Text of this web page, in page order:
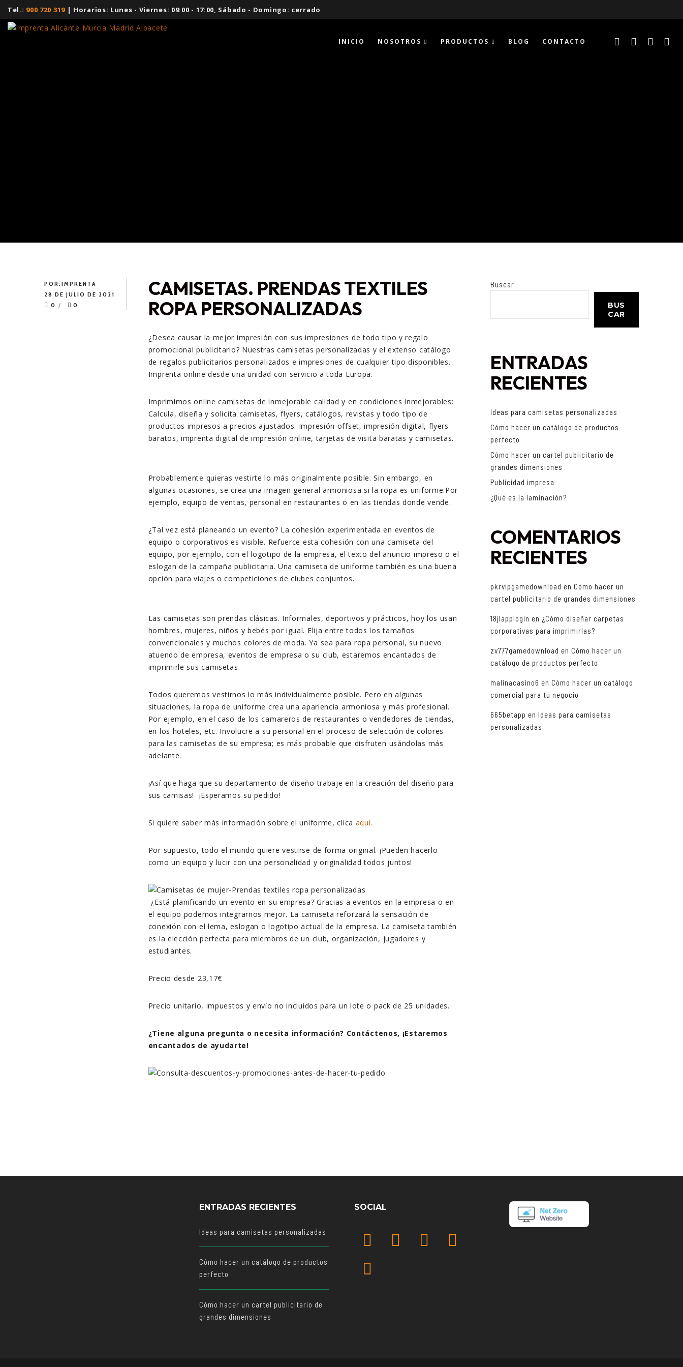
Tel.: 900 720 319| Horarios: Lunes - Viernes: 09:00 - 17:00, Sábado - Domingo: cerrado
INICIO NOSOTROS PRODUCTOS BLOG CONTACTO
POR:IMPRENTA
28 DE JULIO DE 2021
0
0
CAMISETAS. PRENDAS TEXTILES
ROPA PERSONALIZADAS
¿Desea causar la mejor impresión con sus impresiones de todo tipo y regalo
promocional publicitario? Nuestras camisetas personalizadas y el extenso catálogo
de regalos publicitarios personalizados e impresiones de cualquier tipo disponibles.
Imprenta online desde una unidad con servicio a toda Europa.
Imprimimos online camisetas de inmejorable calidad y en condiciones inmejorables:
Calcula, diseña y solicita camisetas, flyers, catálogos, revistas y todo tipo de
productos impresos a precios ajustados. Impresión offset, impresión digital, flyers
baratos, imprenta digital de impresión online, tarjetas de visita baratas y camisetas.
Probablemente quieras vestirte lo más originalmente posible. Sin embargo, en
algunas ocasiones, se crea una imagen general armoniosa si la ropa es uniforme.Por
ejemplo, equipo de ventas, personal en restaurantes o en las tiendas donde vende.
¿Tal vez está planeando un evento? La cohesión experimentada en eventos de
equipo o corporativos es visible. Refuerce esta cohesión con una camiseta del
equipo, por ejemplo, con el logotipo de la empresa, el texto del anuncio impreso o el
eslogan de la campaña publicitaria. Una camiseta de uniforme también es una buena
opción para viajes o competiciones de clubes conjuntos.
Las camisetas son prendas clásicas. Informales, deportivos y prácticos, hoy los usan
hombres, mujeres, niños y bebés por igual. Elija entre todos los tamaños
convencionales y muchos colores de moda. Ya sea para ropa personal, su nuevo
atuendo de empresa, eventos de empresa o su club, estaremos encantados de
imprimirle sus camisetas.
Todos queremos vestirnos lo más individualmente posible. Pero en algunas
situaciones, la ropa de uniforme crea una apariencia armoniosa y más profesional.
Por ejemplo, en el caso de los camareros de restaurantes o vendedores de tiendas,
en los hoteles, etc. Involucre a su personal en el proceso de selección de colores
para las camisetas de su empresa; es más probable que disfruten usándolas más
adelante.
¡Así que haga que su departamento de diseño trabaje en la creación del diseño para
sus camisas! ¡Esperamos su pedido!
Si quiere saber más información sobre el uniforme, clica aquí.
Por supuesto, todo el mundo quiere vestirse de forma original. ¡Pueden hacerlo
como un equipo y lucir con una personalidad y originalidad todos juntos!
¿Está planificando un evento en su empresa? Gracias a eventos en la empresa o en
el equipo podemos integrarnos mejor. La camiseta reforzará la sensación de
conexión con el lema, eslogan o logotipo actual de la empresa. La camiseta también
es la elección perfecta para miembros de un club, organización, jugadores y
estudiantes.
Precio desde 23,17€
Precio unitario, impuestos y envío no incluidos para un lote o pack de 25 unidades.
¿Tiene alguna pregunta o necesita información? Contáctenos, ¡Estaremos
encantados de ayudarte!
Buscar
BUS
CAR
ENTRADAS
RECIENTES
Ideas para camisetas personalizadas
Cómo hacer un catálogo de productos
perfecto
Cómo hacer un cartel publicitario de
grandes dimensiones
Publicidad impresa
¿Qué es la laminación?
COMENTARIOS
RECIENTES
pkrvipgamedownload en Cómo hacer un
cartel publicitario de grandes dimensiones
18jlapplogin en ¿Cómo diseñar carpetas
corporativas para imprimirlas?
zv777gamedownload en Cómo hacer un
catálogo de productos perfecto
malinacasino6 en Cómo hacer un catálogo
comercial para tu negocio
665betapp en Ideas para camisetas
personalizadas
ENTRADAS RECIENTES
Ideas para camisetas personalizadas
Cómo hacer un catálogo de productos
perfecto
Cómo hacer un cartel publicitario de
grandes dimensiones
SOCIAL